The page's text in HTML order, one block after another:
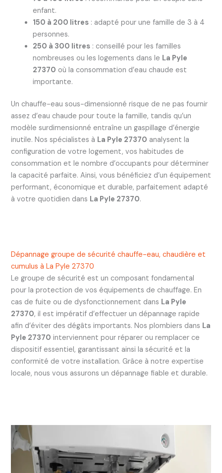
enfant.
150 à 200 litres: adapté pour une famille de 3 à 4
personnes.
250 à 300 litres: conseillé pour les familles
nombreuses ou les logements dans le La Pyle
27370 où la consommation d’eau chaude est
importante.
Un chauffe-eau sous-dimensionné risque de ne pas fournir
assez d’eau chaude pour toute la famille, tandis qu’un
modèle surdimensionné entraîne un gaspillage d’énergie
inutile. Nos spécialistes à La Pyle 27370 analysent la
configuration de votre logement, vos habitudes de
consommation et le nombre d’occupants pour déterminer
la capacité parfaite. Ainsi, vous bénéficiez d’un équipement
performant, économique et durable, parfaitement adapté
à votre quotidien dans La Pyle 27370.
Dépannage groupe de sécurité chauffe-eau, chaudière et
cumulus à La Pyle 27370
Le groupe de sécurité est un composant fondamental
pour la protection de vos équipements de chauffage. En
cas de fuite ou de dysfonctionnement dans La Pyle
27370, il est impératif d’effectuer un dépannage rapide
afin d’éviter des dégâts importants. Nos plombiers dans La
Pyle 27370 interviennent pour réparer ou remplacer ce
dispositif essentiel, garantissant ainsi la sécurité et la
conformité de votre installation. Grâce à notre expertise
locale, nous vous assurons un dépannage fiable et durable.